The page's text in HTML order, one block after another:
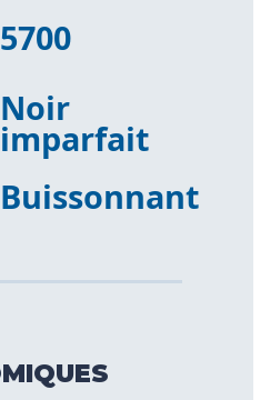
5700
Noir
imparfait
Buissonnant